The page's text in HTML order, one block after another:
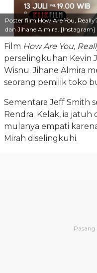
Poster film How Are You,
dan Jihane Almira. [Instagram]
Film How Are You,
perselingkuhan Kevin
Wisnu. Jihane Almira
seorang pemilik toko
Sementara Jeff Smith
Rendra. Kelak, ia jatuh
mulanya empati
Mirah diselingkuhi.